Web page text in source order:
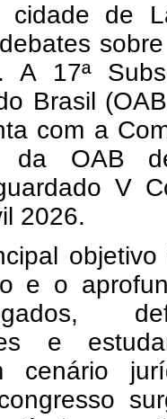
de
A 17ª
Brasil
com a
da OAB
V
2026.
objetivo
e o
e
cenário